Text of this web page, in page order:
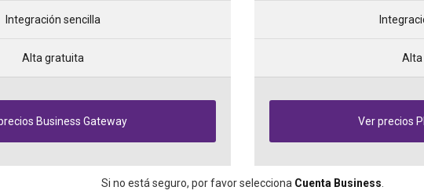
Integración sencilla
Alta gratuita
Business Gateway Ver precios
Si no está seguro, por favor selecciona Cuenta Business